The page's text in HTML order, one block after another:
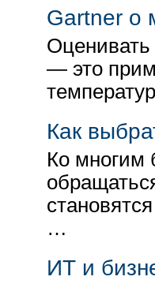
Gartner о
— это
Как
Ко многим
…
ИТ и